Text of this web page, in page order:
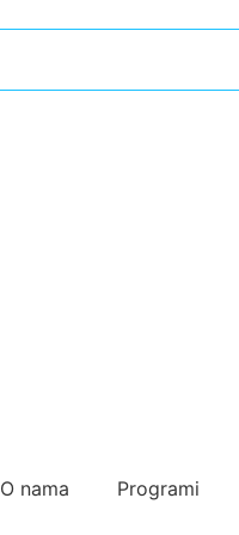
O nama Programi